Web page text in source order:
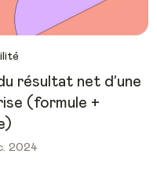
résultat net d’une
(formule +
2024